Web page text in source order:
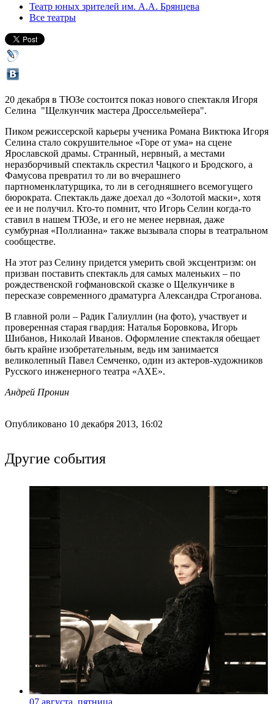
Театр юных зрителей им. А.А. Брянцева
Все театры
20 декабря в ТЮЗе состоится показ нового спектакля Игоря
Селина "Щелкунчик мастера Дроссельмейера".
Пиком режиссерской карьеры ученика Романа Виктюка Игоря
Селина стало сокрушительное «Горе от ума» на сцене
Ярославской драмы. Странный, нервный, а местами
неразборчивый спектакль скрестил Чацкого и Бродского, а
Фамусова превратил то ли во вчерашнего
партноменклатурщика, то ли в сегодняшнего всемогущего
бюрократа. Спектакль даже доехал до «Золотой маски», хотя
ее и не получил. Кто-то помнит, что Игорь Селин когда-то
ставил в нашем ТЮЗе, и его не менее нервная, даже
сумбурная «Поллианна» также вызывала споры в театральном
сообществе.
На этот раз Селину придется умерить свой эксцентризм: он
призван поставить спектакль для самых маленьких – по
рождественской гофмановской сказке о Щелкунчике в
пересказе современного драматурга Александра Строганова.
В главной роли – Радик Галиуллин (на фото), участвует и
проверенная старая гвардия: Наталья Боровкова, Игорь
Шибанов, Николай Иванов. Оформление спектакля обещает
быть крайне изобретательным, ведь им занимается
великолепный Павел Семченко, один из актеров-художников
Русского инженерного театра «АХЕ».
Андрей Пронин
Опубликовано 10 декабря 2013, 16:02
Другие события
07 августа, пятница